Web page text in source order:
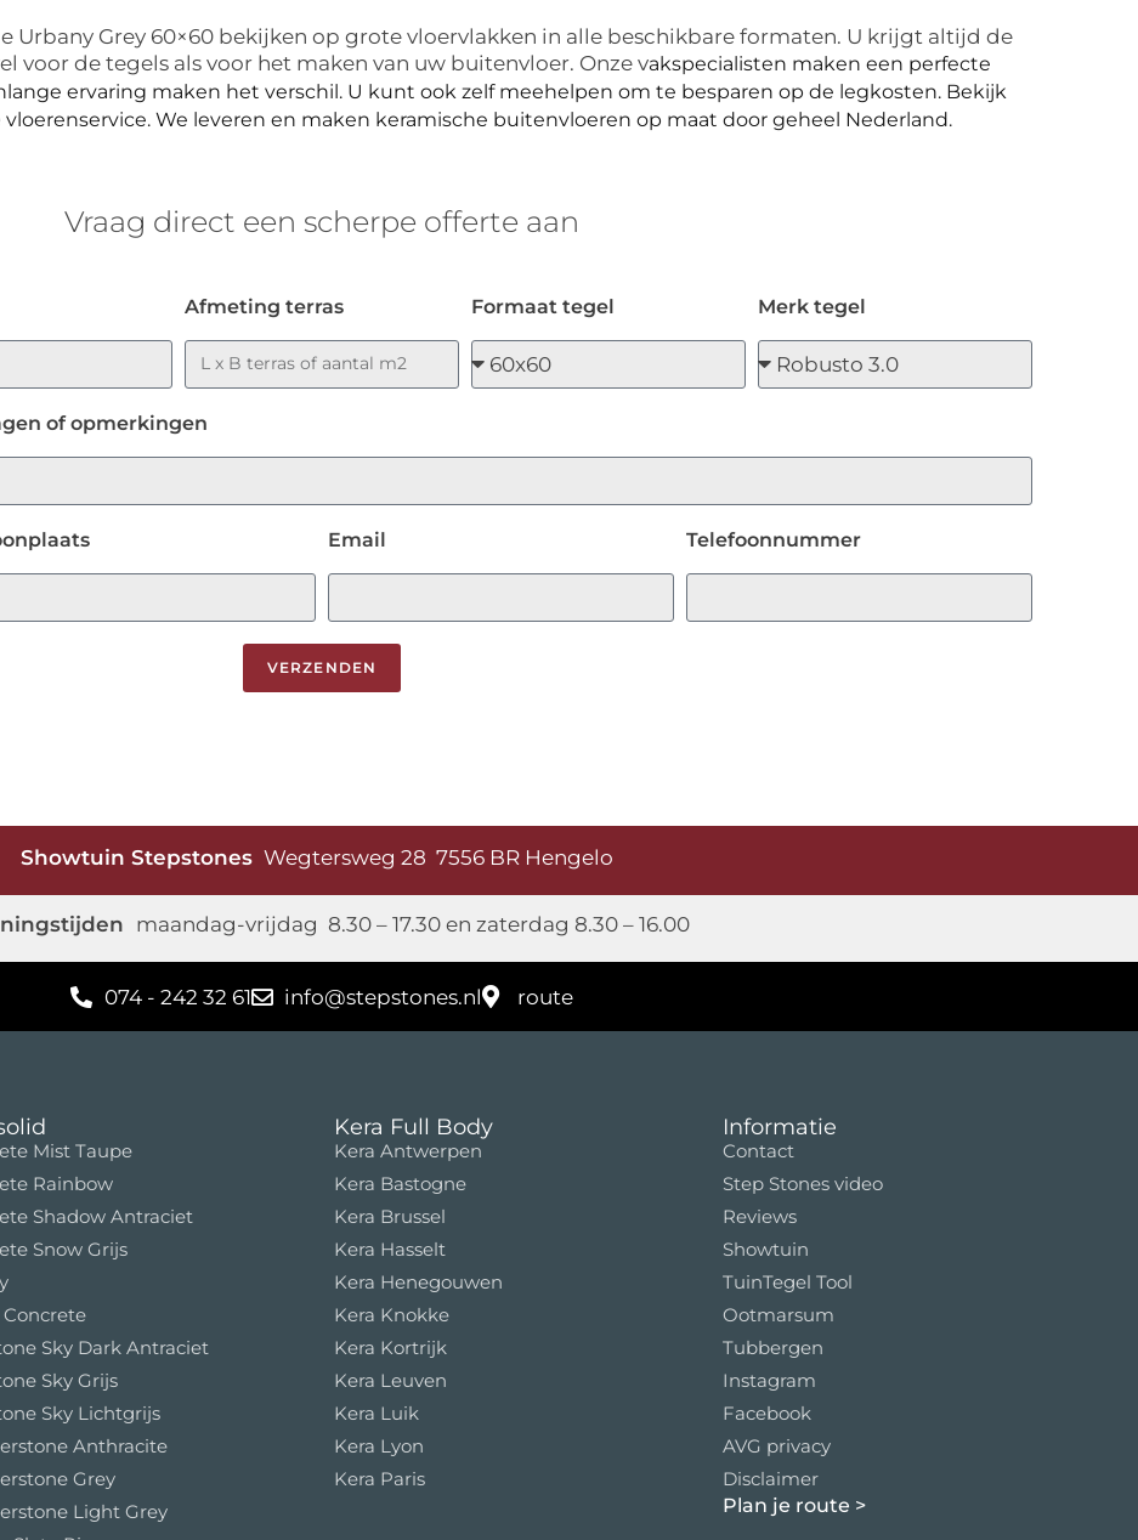
Urbany Grey 60×60 bekijken op grote vloervlakken in alle beschikbare formaten. U krijgt altijd de
voor de tegels als voor het maken van uw buitenvloer. Onze vakspecialisten maken een perfecte
ervaring maken het verschil. U kunt ook zelf meehelpen om te besparen op de legkosten. Bekijk
vloerenservice.We leveren en maken keramische buitenvloeren op maat door geheel Nederland.
Vraag direct een scherpe offerte aan
Afmeting terras Formaat tegel Merk tegel
of opmerkingen
Email Telefoonnummer
VERZENDEN
Showtuin Stepstones Wegtersweg 28 7556 BR Hengelo
maandag-vrijdag 8.30 – 17.30 en zaterdag 8.30 – 16.00
074 - 242 32 61 info@stepstones.nl route
Mist Taupe
Rainbow
Shadow Antraciet
Snow Grijs
Concrete
Sky Dark Antraciet
Sky Grijs
Sky Lichtgrijs
Anthracite
Grey
Light Grey
Kera Full Body
Kera Antwerpen
Kera Bastogne
Kera Brussel
Kera Hasselt
Kera Henegouwen
Kera Knokke
Kera Kortrijk
Kera Leuven
Kera Luik
Kera Lyon
Kera Paris
Informatie
Contact
Step Stones video
Reviews
Showtuin
TuinTegel Tool
Ootmarsum
Tubbergen
Instagram
Facebook
AVG privacy
Disclaimer
Plan je route >